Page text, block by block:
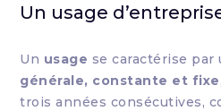
Un usage
Un usage se caractérise par
générale, constante et fixe
trois années consécutives,